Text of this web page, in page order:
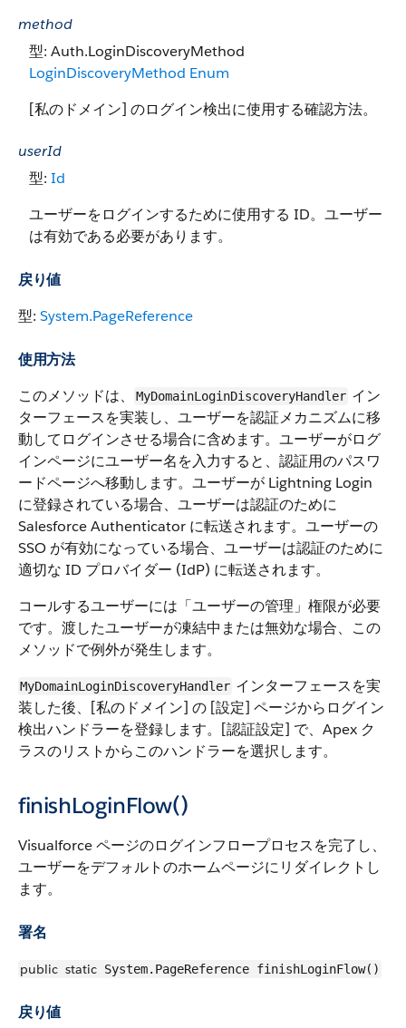
method
型: Auth.LoginDiscoveryMethod
LoginDiscoveryMethod Enum
[私のドメイン] のログイン検出に使用する確認方法。
userId
型: Id
ユーザーをログインするために使用する ID。ユーザー
は有効である必要があります。
戻り値
型: System.PageReference
使用方法
このメソッドは、
MyDomainLoginDiscoveryHandler イン
ターフェースを実装し、ユーザーを認証メカニズムに移
動してログインさせる場合に含めます。ユーザーがログ
インページにユーザー名を入力すると、認証用のパスワ
ードページへ移動します。ユーザーが Lightning Login
に登録されている場合、ユーザーは認証のために
Salesforce Authenticator に転送されます。ユーザーの
SSO が有効になっている場合、ユーザーは認証のために
適切な ID プロバイダー (IdP) に転送されます。
コールするユーザーには「ユーザーの管理」権限が必要
です。渡したユーザーが凍結中または無効な場合、この
メソッドで例外が発生します。
MyDomainLoginDiscoveryHandler インターフェースを実
装した後、[私のドメイン] の [設定] ページからログイン
検出ハンドラーを登録します。[認証設定] で、Apex ク
ラスのリストからこのハンドラーを選択します。
finishLoginFlow()
Visualforce ページのログインフロープロセスを完了し、
ユーザーをデフォルトのホームページにリダイレクトし
ます。
署名
public static System.PageReference finishLoginFlow()
戻り値